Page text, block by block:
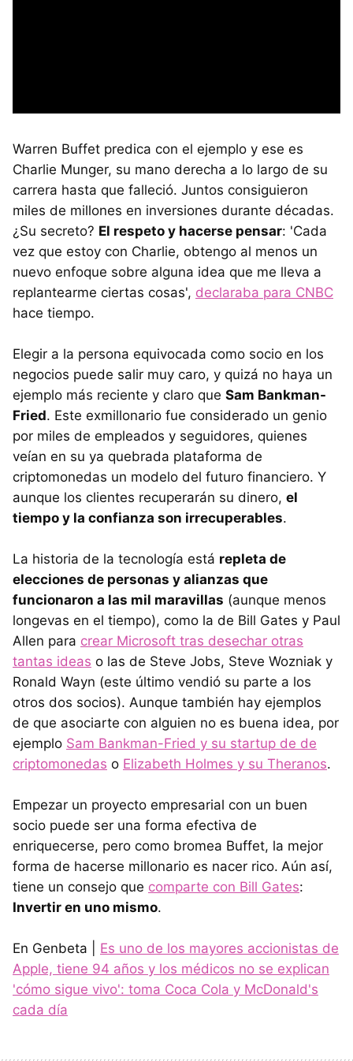
Warren Buffet predica con el ejemplo y ese es
Charlie Munger, su mano derecha a lo largo de su
carrera hasta que falleció. Juntos consiguieron
miles de millones en inversiones durante décadas.
¿Su secreto? El respeto y hacerse pensar: 'Cada
vez que estoy con Charlie, obtengo al menos un
nuevo enfoque sobre alguna idea que me lleva a
replantearme ciertas cosas', declaraba para CNBC
hace tiempo.
Elegir a la persona equivocada como socio en los
negocios puede salir muy caro, y quizá no haya un
ejemplo más reciente y claro que Sam Bankman-
Fried. Este exmillonario fue considerado un genio
por miles de empleados y seguidores, quienes
veían en su ya quebrada plataforma de
criptomonedas un modelo del futuro financiero. Y
aunque los clientes recuperarán su dinero, el
tiempo y la confianza son irrecuperables.
La historia de la tecnología está repleta de
elecciones de personas y alianzas que
funcionaron a las mil maravillas (aunque menos
longevas en el tiempo), como la de Bill Gates y Paul
Allen para crear Microsoft tras desechar otras
tantas ideas o las de Steve Jobs, Steve Wozniak y
Ronald Wayn (este último vendió su parte a los
otros dos socios). Aunque también hay ejemplos
de que asociarte con alguien no es buena idea, por
ejemplo Sam Bankman-Fried y su startup de de
criptomonedas o Elizabeth Holmes y su Theranos.
Empezar un proyecto empresarial con un buen
socio puede ser una forma efectiva de
enriquecerse, pero como bromea Buffet, la mejor
forma de hacerse millonario es nacer rico. Aún así,
tiene un consejo que comparte con Bill Gates:
Invertir en uno mismo.
En Genbeta | Es uno de los mayores accionistas de
Apple, tiene 94 años y los médicos no se explican
'cómo sigue vivo': toma Coca Cola y McDonald's
cada día